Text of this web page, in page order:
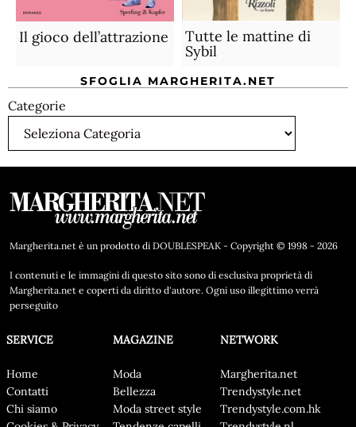
Il gioco dell’attrazione
Tutte le mattine di
Sybil
SFOGLIA MARGHERITA.NET
Categorie
Margherita.net è un prodotto di DOUBLESPEAK - Copyright © 1998 - 2026
I contenuti e le immagini di questo sito sono di esclusiva proprietà di
Margherita.net e coperti da diritto d'autore. Ogni uso illegittimo verrà
perseguito
SERVICE
Home
Contatti
Chi siamo
MAGAZINE
Moda
Bellezza
Moda street style
NETWORK
Margherita.net
Trendystyle.net
Trendystyle.com.hk